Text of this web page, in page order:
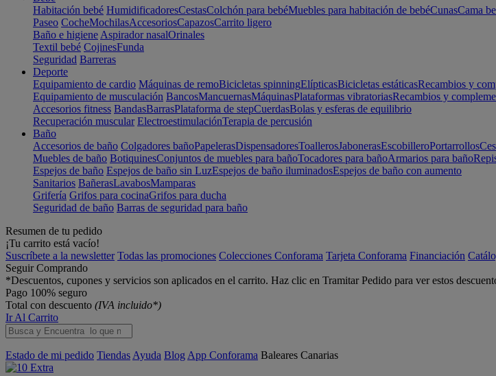
Habitación bebé HumidificadoresCestasColchón para bebéMuebles para habitación de bebéCunasCama
Paseo CocheMochilasAccesoriosCapazosCarrito ligero
Baño e higiene Aspirador nasalOrinales
Textil bebé CojinesFunda
Seguridad Barreras
Deporte
Equipamiento de cardio Máquinas de remoBicicletas spinningElípticasBicicletas estáticasRecambios y
Equipamiento de musculación BancosMancuernasMáquinasPlataformas vibratoriasRecambios y
Accesorios fitness BandasBarrasPlataforma de stepCuerdasBolas y esferas de equilibrio
Recuperación muscular ElectroestimulaciónTerapia de percusión
Baño
Accesorios de baño Colgadores bañoPapelerasDispensadoresToallerosJabonerasEscobilleroPortarrollos
Muebles de baño BotiquinesConjuntos de muebles para bañoTocadores para bañoArmarios para baño
Espejos de baño Espejos de baño sin LuzEspejos de baño iluminadosEspejos de baño con aumento
Sanitarios BañerasLavabosMamparas
Grifería Grifos para cocinaGrifos para ducha
Seguridad de baño Barras de seguridad para baño
Resumen de tu pedido
¡Tu carrito está vacío!
Suscríbete a la newsletter Todas las promociones Colecciones Conforama Tarjeta Conforama Financiación
Seguir Comprando
*Descuentos, cupones y servicios son aplicados en el carrito. Haz clic en Tramitar Pedido para ver estos
Pago 100% seguro
Total con descuento (IVA incluido*)
Ir Al Carrito
Estado de mi pedido Tiendas Ayuda Blog App Conforama Baleares Canarias